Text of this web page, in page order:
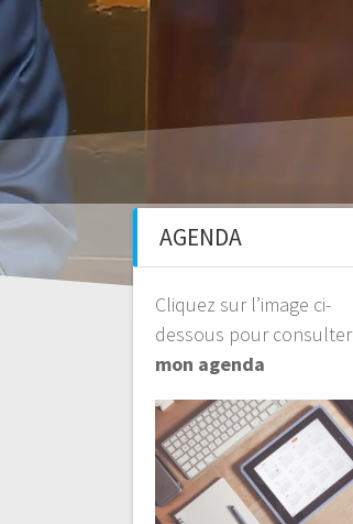
AGENDA
Cliquez sur l’image ci-
dessous pour consulter
mon agenda